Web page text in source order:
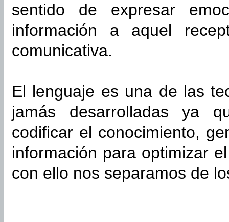
sentido de expresar
información a aquel
comunicativa.
El lenguaje es una de las
jamás desarrolladas ya
codificar el conocimiento,
información para optimizar
con ello nos separamos de